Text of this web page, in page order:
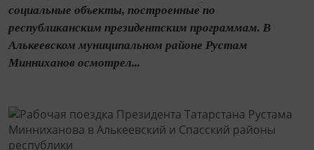
социальные объекты, построенные по
республиканским президентским программам. В
Алькеевском муниципальном районе Рустам
Минниханов осмотрел...